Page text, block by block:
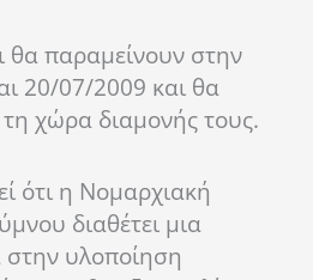
θα παραμείνουν στην
20/07/2009 και θα
χώρα διαμονής τους.
ότι η Νομαρχιακή
διαθέτει μια
στην υλοποίηση